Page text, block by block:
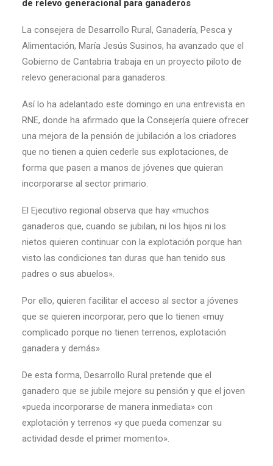
de relevo generacional para ganaderos
La consejera de Desarrollo Rural, Ganadería, Pesca y
Alimentación, María Jesús Susinos, ha avanzado que el
Gobierno de Cantabria trabaja en un proyecto piloto de
relevo generacional para ganaderos.
Así lo ha adelantado este domingo en una entrevista en
RNE, donde ha afirmado que la Consejería quiere ofrecer
una mejora de la pensión de jubilación a los criadores
que no tienen a quien cederle sus explotaciones, de
forma que pasen a manos de jóvenes que quieran
incorporarse al sector primario.
El Ejecutivo regional observa que hay «muchos
ganaderos que, cuando se jubilan, ni los hijos ni los
nietos quieren continuar con la explotación porque han
visto las condiciones tan duras que han tenido sus
padres o sus abuelos».
Por ello, quieren facilitar el acceso al sector a jóvenes
que se quieren incorporar, pero que lo tienen «muy
complicado porque no tienen terrenos, explotación
ganadera y demás».
De esta forma, Desarrollo Rural pretende que el
ganadero que se jubile mejore su pensión y que el joven
«pueda incorporarse de manera inmediata» con
explotación y terrenos «y que pueda comenzar su
actividad desde el primer momento».